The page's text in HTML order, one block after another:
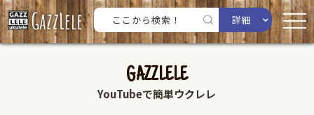
詳細
GAZZLELE
YouTubeで簡単ウクレレ